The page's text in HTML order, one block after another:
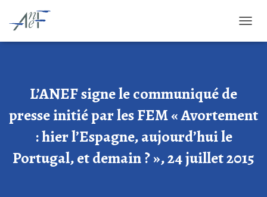
L’ANEF signe le communiqué de
presse initié par les FEM « Avortement
: hier l’Espagne, aujourd’hui le
Portugal, et demain ? », 24 juillet 2015